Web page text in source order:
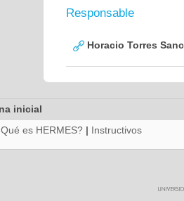
Responsable
Horacio Torres
inicial
es HERMES? | Instructivos